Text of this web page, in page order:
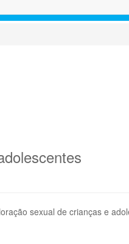
sexual de crianças e